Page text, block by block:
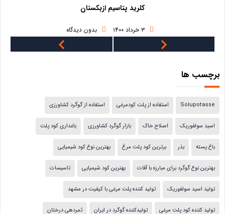
کلرید پتاسیم ازبکستان
بدون دیدگاه
برچسب ها
Solupotasse استفاده از پلت کودمرغی استفاده از گوگرد کشاورزی
اسید سولفوریک اصلاح خاک بازار گوگرد کشاورزی باغداری کود پلت
باغ پسته بذر برترین کود پلت مرغ بهترین نوع کود شیمیایی
بهترین نوع گوگرد برای مبارزه با آفات بهترین کود شیمیایی تاسیسات
تولید اسید سولفوریک تولید کننده پلت مرغی با کیفیت در مشهد
تولید کننده کود پلت مرغی تولیدکننده گوگرد در ایران ثمردهی درختان